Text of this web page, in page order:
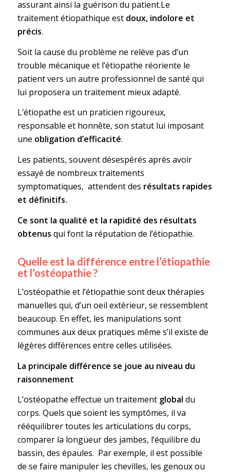
assurant ainsi la guérison du patient.Le
traitement étiopathique est doux, indolore et
précis.
Soit la cause du problème ne relève pas d’un
trouble mécanique et l’étiopathe réoriente le
patient vers un autre professionnel de santé qui
lui proposera un traitement mieux adapté.
L’étiopathe est un praticien rigoureux,
responsable et honnête, son statut lui imposant
une obligation d’efficacité.
Les patients, souvent désespérés après avoir
essayé de nombreux traitements
symptomatiques, attendent des résultats rapides
et définitifs.
Ce sont la qualité et la rapidité des résultats
obtenus qui font la réputation de l’étiopathie.
Quelle est la différence entre l’étiopathie
et l’ostéopathie ?
L’ostéopathie et l’étiopathie sont deux thérapies
manuelles qui, d’un oeil extérieur, se ressemblent
beaucoup. En effet, les manipulations sont
communes aux deux pratiques même s’il existe de
légères différences entre celles utilisées.
La principale différence se joue au niveau du
raisonnement
L’ostéopathe effectue un traitement global du
corps. Quels que soient les symptômes, il va
rééquilibrer toutes les articulations du corps,
comparer la longueur des jambes, l’équilibre du
bassin, des épaules. Par exemple, il est possible
de se faire manipuler les chevilles, les genoux ou